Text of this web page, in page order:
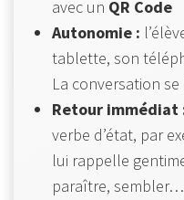
avec un QR Code
Autonomie :
tablette, son
La conversation
Retour immédiat
verbe d’état, par
lui rappelle
paraître,